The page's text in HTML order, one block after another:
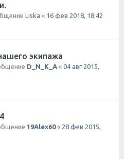
Liska « 16 фев 2018, 18:42
экипажа
D_N_K_A « 04 авг 2015,
19Alex60« 28 фев 2015,